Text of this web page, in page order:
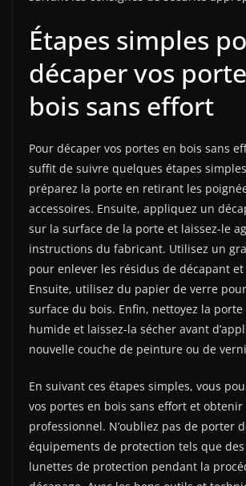
Étapes simples
décaper vos
bois sans effort
Pour décaper vos portes en bois sans
suffit de suivre quelques étapes
préparez la porte en retirant les
accessoires. Ensuite, appliquez un
sur la surface de la porte et laissez-le
instructions du fabricant. Utilisez un
pour enlever les résidus de décapant
Ensuite, utilisez du papier de verre
surface du bois. Enfin, nettoyez la
humide et laissez-la sécher avant
nouvelle couche de peinture ou de
En suivant ces étapes simples, vous
vos portes en bois sans effort et
professionnel. N’oubliez pas de porter
équipements de protection tels que
lunettes de protection pendant la